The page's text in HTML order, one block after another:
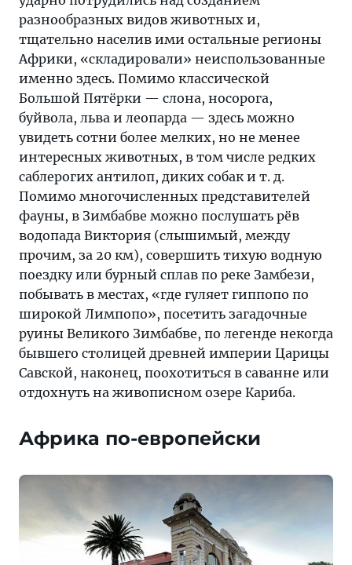
разнообразных видов животных и,
тщательно населив ими остальные регионы
Африки, «складировали» неиспользованные
именно здесь. Помимо классической
Большой Пятёрки — слона, носорога,
буйвола, льва и леопарда — здесь можно
увидеть сотни более мелких, но не менее
интересных животных, в том числе редких
саблерогих антилоп, диких собак и т. д.
Помимо многочисленных представителей
фауны, в Зимбабве можно послушать рёв
водопада Виктория (слышимый, между
прочим, за 20 км), совершить тихую водную
поездку или бурный сплав по реке Замбези,
побывать в местах, «где гуляет гиппопо по
широкой Лимпопо», посетить загадочные
руины Великого Зимбабве, по легенде некогда
бывшего столицей древней империи Царицы
Савской, наконец, поохотиться в саванне или
отдохнуть на живописном озере Кариба.
Африка по-европейски